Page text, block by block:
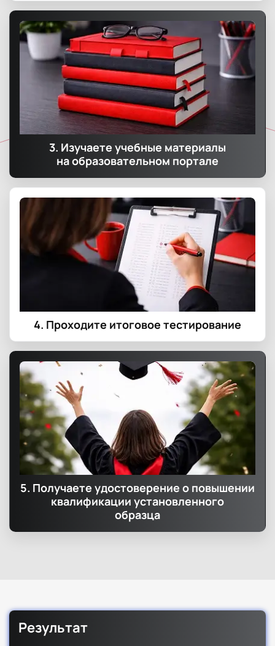
3. Изучаете учебные материалы
на образовательном портале
4. Проходите итоговое тестирование
5. Получаете удостоверение о повышении
квалификации установленного
образца
Результат